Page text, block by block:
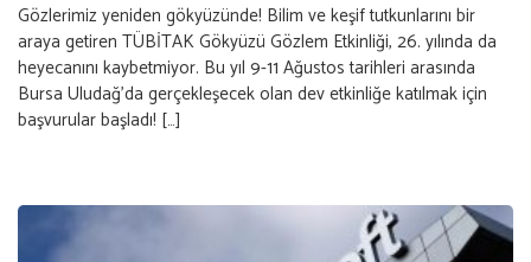
Gözlerimiz yeniden gökyüzünde! Bilim ve keşif tutkunlarını bir
araya getiren TÜBİTAK Gökyüzü Gözlem Etkinliği, 26. yılında da
heyecanını kaybetmiyor. Bu yıl 9-11 Ağustos tarihleri arasında
Bursa Uludağ’da gerçekleşecek olan dev etkinliğe katılmak için
başvurular başladı! […]